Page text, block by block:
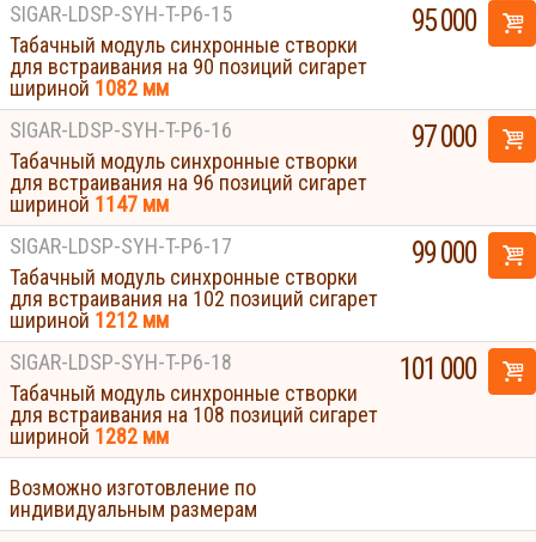
SIGAR-LDSP-SYH-T-P6-15
Табачный модуль синхронные створки
для встраивания на 90 позиций сигарет
шириной 1082 мм
95 000
SIGAR-LDSP-SYH-T-P6-16
Табачный модуль синхронные створки
для встраивания на 96 позиций сигарет
шириной 1147 мм
97 000
SIGAR-LDSP-SYH-T-P6-17
Табачный модуль синхронные створки
для встраивания на 102 позиций сигарет
шириной 1212 мм
99 000
SIGAR-LDSP-SYH-T-P6-18
Табачный модуль синхронные створки
для встраивания на 108 позиций сигарет
шириной 1282 мм
101 000
Возможно изготовление по
индивидуальным размерам